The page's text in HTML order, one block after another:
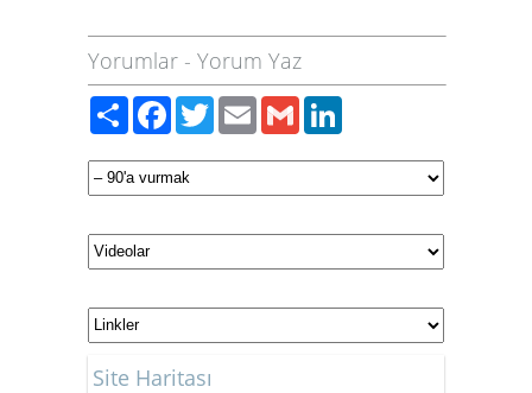
Yorumlar - Yorum Yaz
PaylaşFacebook
TwitterEmailGmail
Site Haritası